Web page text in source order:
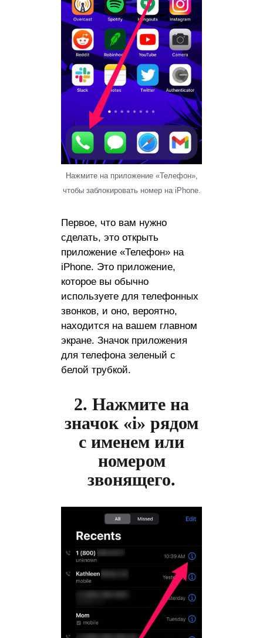
Нажмите на приложение «Телефон»,
чтобы заблокировать номер на iPhone.
Первое, что вам нужно
сделать, это открыть
приложение «Телефон» на
iPhone. Это приложение,
которое вы обычно
используете для телефонных
звонков, и оно, вероятно,
находится на вашем главном
экране. Значок приложения
для телефона зеленый с
белой трубкой.
2. Нажмите на
значок «i» рядом
с именем или
номером
звонящего.